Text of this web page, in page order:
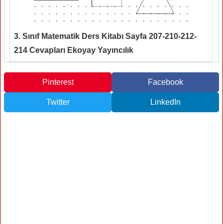
3. Sınıf Matematik Ders Kitabı Sayfa 207-210-212-
214 Cevapları Ekoyay Yayıncılık
Pinterest Facebook
Twitter LinkedIn